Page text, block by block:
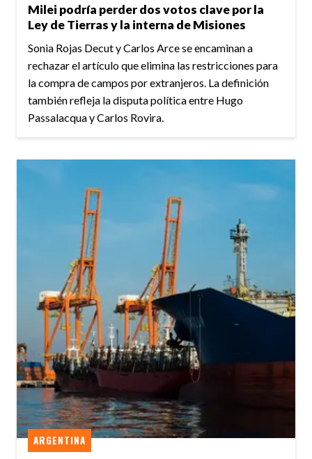
Milei podría perder dos votos clave por la
Ley de Tierras y la interna de Misiones
Sonia Rojas Decut y Carlos Arce se encaminan a
rechazar el artículo que elimina las restricciones para
la compra de campos por extranjeros. La definición
también refleja la disputa política entre Hugo
Passalacqua y Carlos Rovira.
ARGENTINA